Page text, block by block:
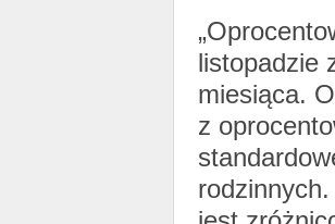
listopadzie
miesiąca.
z